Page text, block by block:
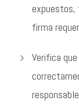
expuestos,
firma
Verifica